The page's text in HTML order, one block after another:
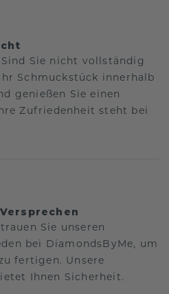
Sie nicht vollständig
Schmuckstück innerhalb
genießen Sie einen
Zufriedenheit steht bei
Sie unseren
bei DiamondsByMe, um
fertigen. Unsere
Ihnen Sicherheit.